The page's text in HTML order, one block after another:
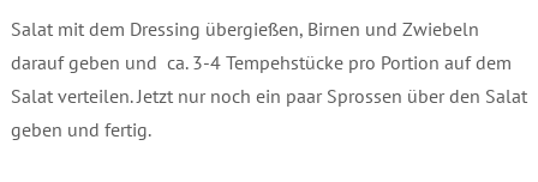
Salat mit dem Dressing übergießen, Birnen und Zwiebeln
darauf geben und ca. 3-4 Tempehstücke pro Portion auf dem
Salat verteilen. Jetzt nur noch ein paar Sprossen über den Salat
geben und fertig.